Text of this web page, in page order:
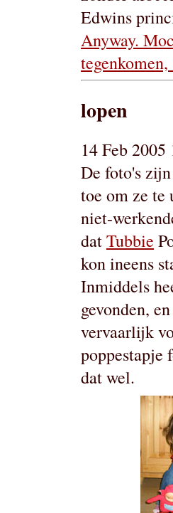
Edwins
Anyway.
lopen
14 Feb 2005
De foto's
toe om ze te
niet-
datTubbie
kon ineens
Inmiddels
gevonden,
vervaarlijk
poppestapje
dat wel.